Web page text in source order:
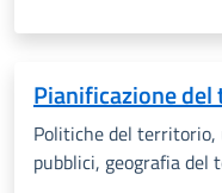
Pianificazione
Politiche del
pubblici, geografia del